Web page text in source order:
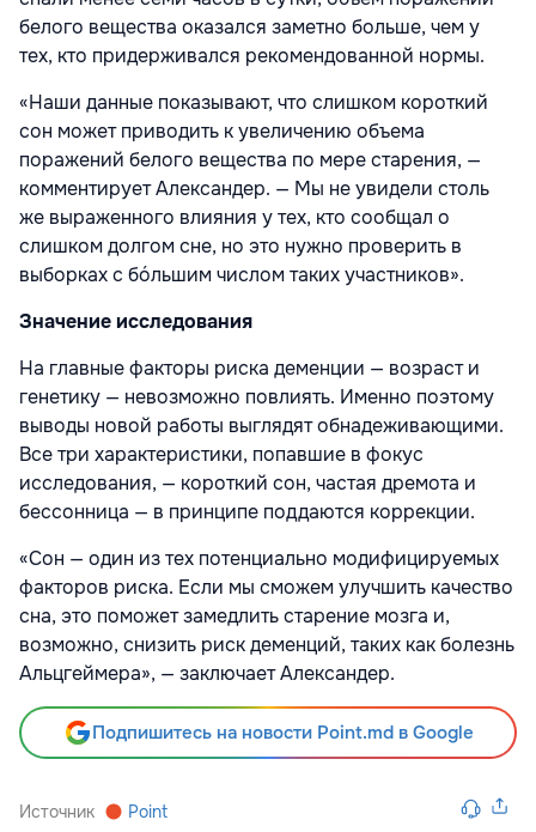
белого вещества оказался заметно больше, чем у
тех, кто придерживался рекомендованной нормы.
«Наши данные показывают, что слишком короткий
сон может приводить к увеличению объема
поражений белого вещества по мере старения, —
комментирует Александер. — Мы не увидели столь
же выраженного влияния у тех, кто сообщал о
слишком долгом сне, но это нужно проверить в
выборках с бóльшим числом таких участников».
Значение исследования
На главные факторы риска деменции — возраст и
генетику — невозможно повлиять. Именно поэтому
выводы новой работы выглядят обнадеживающими.
Все три характеристики, попавшие в фокус
исследования, — короткий сон, частая дремота и
бессонница — в принципе поддаются коррекции.
«Сон — один из тех потенциально модифицируемых
факторов риска. Если мы сможем улучшить качество
сна, это поможет замедлить старение мозга и,
возможно, снизить риск деменций, таких как болезнь
Альцгеймера», — заключает Александер.
Подпишитесь на новости Point.md в Google
Источник Point